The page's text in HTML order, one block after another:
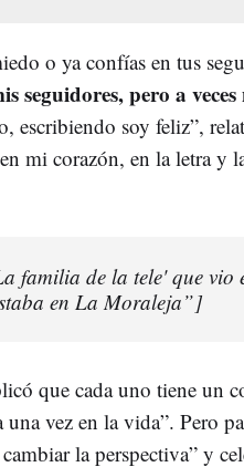
o ya confías en tus
seguidores, pero a
escribiendo soy feliz”,
mi corazón, en la letra y
familia de la tele' que vio
en La Moraleja”]
que cada uno tiene un
vez en la vida”. Pero
la perspectiva” y